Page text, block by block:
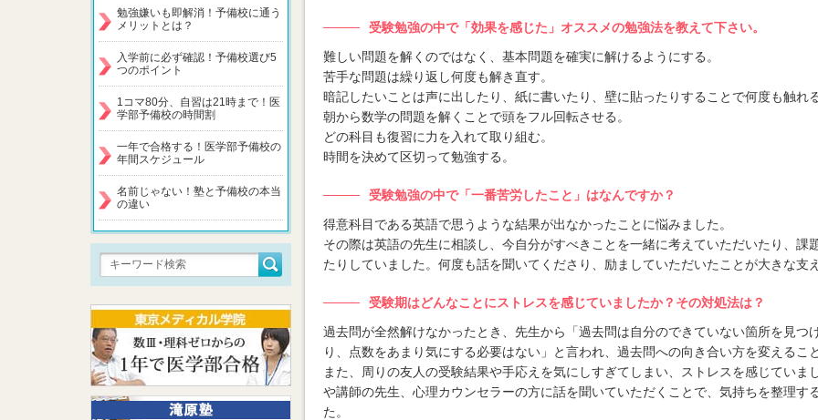
受験勉強の中で「効果を感じた」オススメの勉強法を教えて下さい。
難しい問題を解くのではなく、基本問題を確実に解けるようにする。
苦手な問題は繰り返し何度も解き直す。
暗記したいことは声に出したり、紙に書いたり、壁に貼ったりすることで何度も触れ
朝から数学の問題を解くことで頭をフル回転させる。
どの科目も復習に力を入れて取り組む。
時間を決めて区切って勉強する。
受験勉強の中で「一番苦労したこと」はなんですか？
得意科目である英語で思うような結果が出なかったことに悩みました。
その際は英語の先生に相談し、今自分がすべきことを一緒に考えていただいたり、課
たりしていました。何度も話を聞いてくださり、励ましていただいたことが大きな支
受験期はどんなことにストレスを感じていましたか？その対処法は？
過去問が全然解けなかったとき、先生から「過去問は自分のできていない箇所を見つ
り、点数をあまり気にする必要はない」と言われ、過去問への向き合い方を変えるこ
また、周りの友人の受験結果や手応えを気にしすぎてしまい、ストレスを感じていま
や講師の先生、心理カウンセラーの方に話を聞いていただくことで、気持ちを整理す
た。
勉強嫌いも即解消！予備校に通う
メリットとは？
入学前に必ず確認！予備校選び5
つのポイント
1コマ80分、自習は21時まで！医
学部予備校の時間割
一年で合格する！医学部予備校の
年間スケジュール
名前じゃない！塾と予備校の本当
の違い